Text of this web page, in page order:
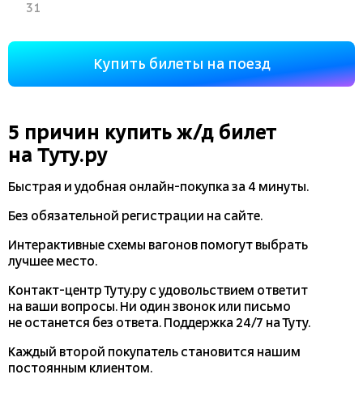
31
Купить билеты на поезд
5 причин купить ж/д билет
на Туту.ру
Быстрая и удобная онлайн-покупказа 4 минуты.
Без обязательной регистрации на сайте.
Интерактивные схемы вагонов помогут выбрать
лучшее место.
Контакт-центр Туту.ру с удовольствием ответит
на ваши вопросы. Ни один звонок или письмо
не останется без ответа. Поддержка 24/7 на Туту.
Каждый второй покупатель становится нашим
постоянным клиентом.